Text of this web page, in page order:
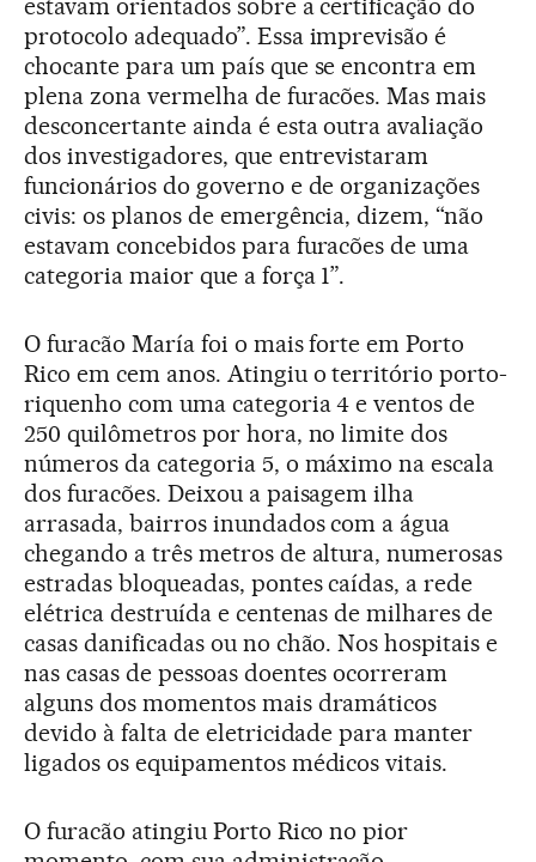
estavam orientados sobre a certificação do
protocolo adequado”. Essa imprevisão é
chocante para um país que se encontra em
plena zona vermelha de furacões. Mas mais
desconcertante ainda é esta outra avaliação
dos investigadores, que entrevistaram
funcionários do governo e de organizações
civis: os planos de emergência, dizem, “não
estavam concebidos para furacões de uma
categoria maior que a força 1”.
O furacão María foi o mais forte em Porto
Rico em cem anos. Atingiu o território porto-
riquenho com uma categoria 4 e ventos de
250 quilômetros por hora, no limite dos
números da categoria 5, o máximo na escala
dos furacões. Deixou a paisagem ilha
arrasada, bairros inundados com a água
chegando a três metros de altura, numerosas
estradas bloqueadas, pontes caídas, a rede
elétrica destruída e centenas de milhares de
casas danificadas ou no chão. Nos hospitais e
nas casas de pessoas doentes ocorreram
alguns dos momentos mais dramáticos
devido à falta de eletricidade para manter
ligados os equipamentos médicos vitais.
O furacão atingiu Porto Rico no pior